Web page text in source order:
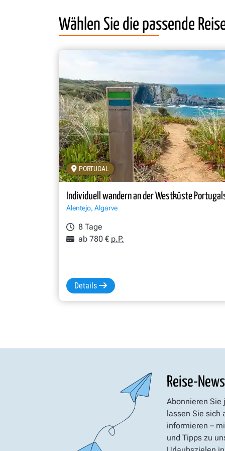
Wählen Sie die passende
PORTUGAL
Individuell wandern an der Westküste
Alentejo, Algarve
8 Tage
ab 780 € p.P.
Details
Reise-News
Abonnieren Sie
lassen Sie sich
informieren –
und Tipps zu